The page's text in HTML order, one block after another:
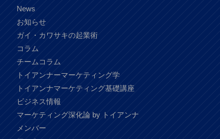
News
お知らせ
ガイ・カワサキの起業術
コラム
チームコラム
トイアンナーマーケティング学
トイアンナマーケティング基礎講座
ビジネス情報
マーケティング深化論 by トイアンナ
メンバー